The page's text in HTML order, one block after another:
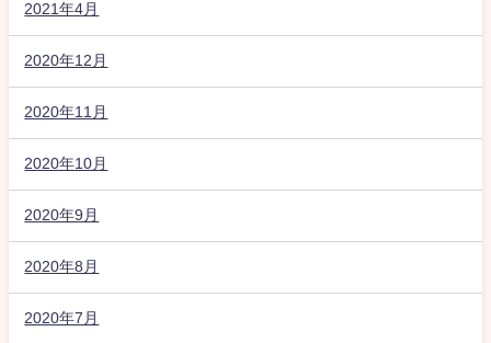
2021年4月
2020年12月
2020年11月
2020年10月
2020年9月
2020年8月
2020年7月